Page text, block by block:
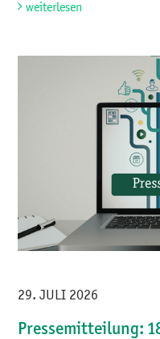
weiterlesen
29. JULI 2026
Pressemitteilung: